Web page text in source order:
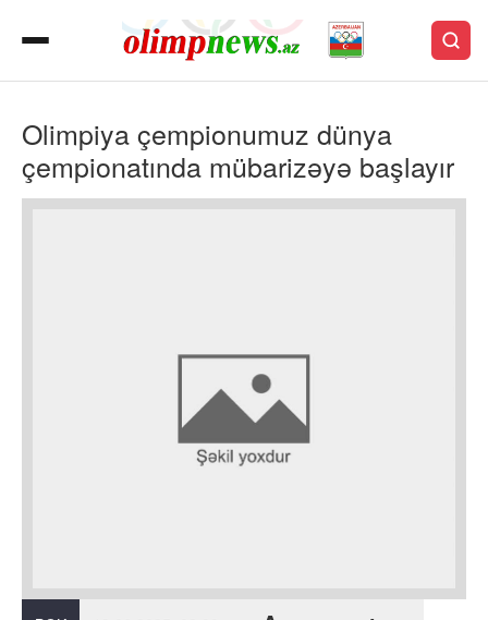
Olimpiya çempionumuz dünya
çempionatında mübarizəyə başlayır